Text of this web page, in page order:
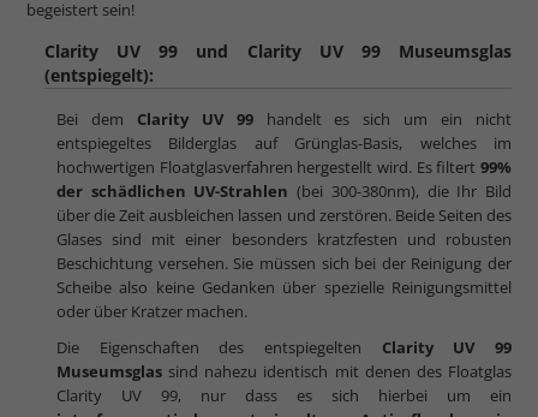
begeistert sein!
Clarity UV 99 und Clarity UV 99 Museumsglas
(entspiegelt):
Bei dem Clarity UV 99handelt es sich um ein nicht
entspiegeltes Bilderglas auf Grünglas-Basis, welches im
hochwertigen Floatglasverfahren hergestellt wird. Es filtert 99%
der schädlichen UV-Strahlen (bei 300-380nm), die Ihr Bild
über die Zeit ausbleichen lassen und zerstören. Beide Seiten des
Glases sind mit einer besonders kratzfesten und robusten
Beschichtung versehen. Sie müssen sich bei der Reinigung der
Scheibe also keine Gedanken über spezielle Reinigungsmittel
oder über Kratzer machen.
Die Eigenschaften des entspiegelten Clarity UV 99
Museumsglas sind nahezu identisch mit denen des Floatglas
Clarity UV 99, nur dass es sich hierbei um ein